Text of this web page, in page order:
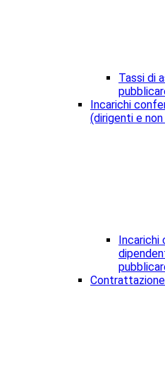
Tassi di
Incarichi
(dirigenti e